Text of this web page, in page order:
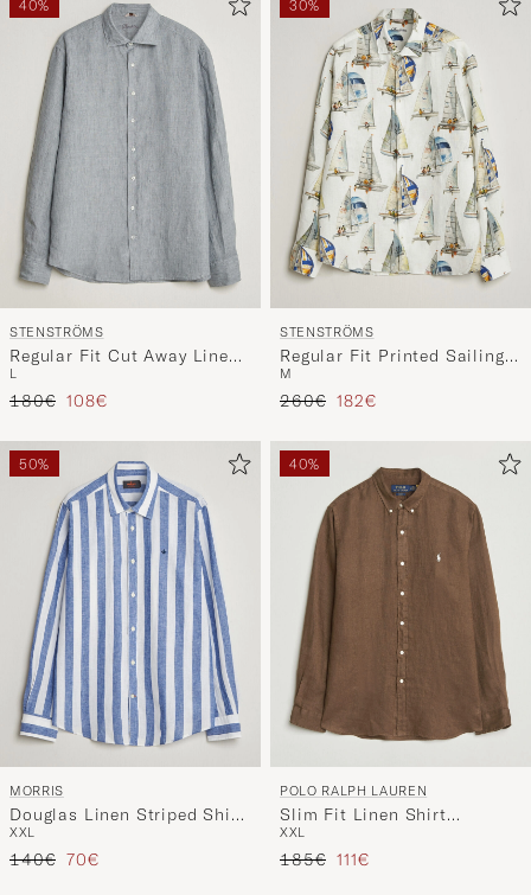
40%
STENSTRÖMS
Regular Fit Cut Away Linen
Shirt Grey
L
Regulärer Preis
180€ Reduzierter Preis
108€
30%
STENSTRÖMS
Regular Fit Printed Sailing
Linen Shirt White
M
Regulärer Preis
260€ Reduzierter Preis
182€
50%
MORRIS
Douglas Linen Striped Shirt
Blue/White
XXL
Regulärer Preis
140€ Reduzierter Preis
70€
40%
POLO RALPH LAUREN
Slim Fit Linen Shirt
Chestnut
XXL
Regulärer Preis
185€ Reduzierter Preis
111€